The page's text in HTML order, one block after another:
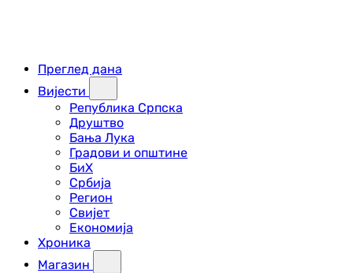
Преглед дана
Вијести
Република Српска
Друштво
Бања Лука
Градови и општине
БиХ
Србија
Регион
Свијет
Економија
Хроника
Магазин